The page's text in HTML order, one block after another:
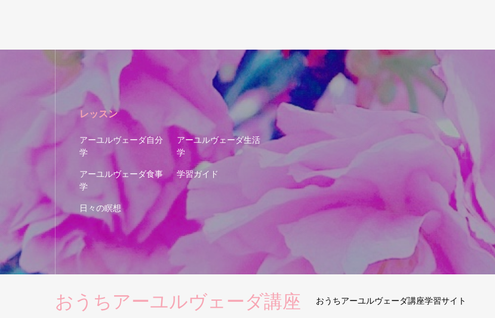
レッスン
アーユルヴェーダ自分
学
アーユルヴェーダ生活
学
アーユルヴェーダ食事
学
学習ガイド
日々の瞑想
おうちアーユルヴェーダ講座 おうちアーユルヴェーダ講座学習サイト